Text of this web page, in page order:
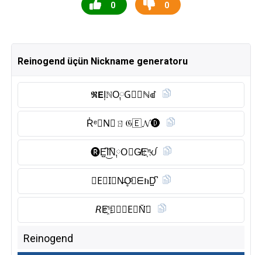
0 0
Reinogend üçün Nickname generatoru
𝕽𝗘I͎ℕO༙G⃠𝙴ℕꀷ
R̾ᵉ𝓲N⃠ㄖ𝔊🇪 𝓝🅓︎
🅡︎E̺͆I͜͡N༙O⃠G̸E҉ⁿᦔ
𝚁E⃠I⃠N̶O̥ͦ𝙂ᗴክD̺͆
𝘙E҈ⁱ𝖭𝑶𝘎E⃠N̆̈🅓︎